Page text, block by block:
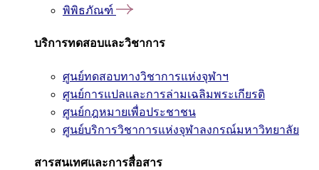
พิพิธภัณฑ์
บริการทดสอบและวิชาการ
ศูนย์ทดสอบทางวิชาการแห่งจุฬาฯ
ศูนย์การแปลและการล่ามเฉลิมพระเกียรติ
ศูนย์กฎหมายเพื่อประชาชน
ศูนย์บริการวิชาการแห่งจุฬาลงกรณ์มหาวิทยาลัย
สารสนเทศและการสื่อสาร